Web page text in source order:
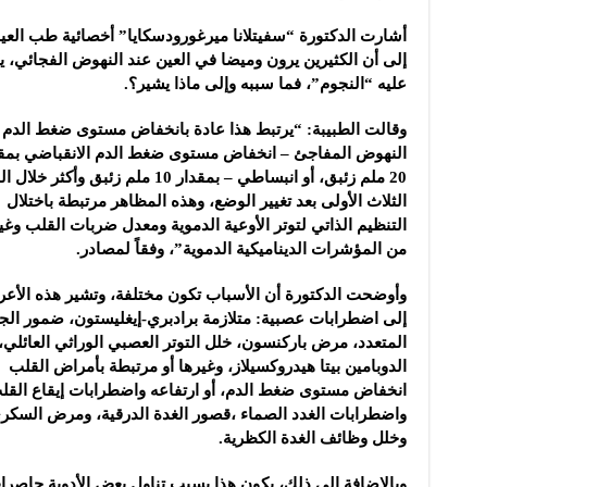
شركة “كاربوباتش”: المعرض منصة لتعزيز
شركة “جالكسي أوتوميشن”: المعارض
أشارت الدكتورة “سفيتلانا ميرغورودسكايا” أخصائية طب
إلى أن الكثيرين يرون وميضا في العين عند النهوض الفجائي،
عليه “النجوم”، فما سببه وإلى ماذا يشير؟.
وقالت الطبيبة: “يرتبط هذا عادة بانخفاض مستوى ضغط الدم
النهوض المفاجئ – انخفاض مستوى ضغط الدم الانقباضي
20 ملم زئبق، أو انبساطي – بمقدار 10 ملم زئبق
الثلاث الأولى بعد تغيير الوضع، وهذه المظاهر مرتبطة باختلال
التنظيم الذاتي لتوتر الأوعية الدموية ومعدل ضربات القلب
من المؤشرات الديناميكية الدموية”، وفقاً لمصادر.
وأوضحت الدكتورة أن الأسباب تكون مختلفة، وتشير هذه
إلى اضطرابات عصبية: متلازمة برادبري-إيغليستون، ضمور
المتعدد، مرض باركنسون، خلل التوتر العصبي الوراثي
الدوبامين بيتا هيدروكسيلاز، وغيرها أو مرتبطة بأمراض القلب
انخفاض مستوى ضغط الدم، أو ارتفاعه واضطرابات إيقاع
واضطرابات الغدد الصماء ،قصور الغدة الدرقية، ومرض
وخلل وظائف الغدة الكظرية.